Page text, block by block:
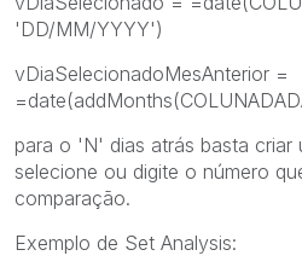
'DD/MM/YYYY')
vDiaSelecionadoMesAnterior =
para o 'N' dias atrás basta criar
selecione ou digite o número
comparação.
Exemplo de Set Analysis: